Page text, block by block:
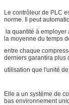
Le contrôleur de PLC
norme. Il peut
la quantité à employer
la moyenne du temps
entre chaque
derniers garantira plus
utilisation que l'unité
Elle a un système de
bas environnement